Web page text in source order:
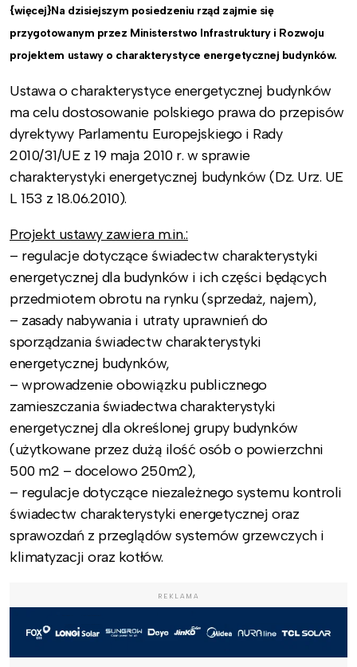
{więcej}Na dzisiejszym posiedzeniu rząd zajmie się
przygotowanym przez Ministerstwo Infrastruktury i Rozwoju
projektem ustawy o charakterystyce energetycznej budynków.
Ustawa o charakterystyce energetycznej budynków
ma celu dostosowanie polskiego prawa do przepisów
dyrektywy Parlamentu Europejskiego i Rady
2010/31/UE z 19 maja 2010 r. w sprawie
charakterystyki energetycznej budynków (Dz. Urz. UE
L 153 z 18.06.2010).
Projekt ustawy zawiera m.in.:
– regulacje dotyczące świadectw charakterystyki
energetycznej dla budynków i ich części będących
przedmiotem obrotu na rynku (sprzedaż, najem),
– zasady nabywania i utraty uprawnień do
sporządzania świadectw charakterystyki
energetycznej budynków,
– wprowadzenie obowiązku publicznego
zamieszczania świadectwa charakterystyki
energetycznej dla określonej grupy budynków
(użytkowane przez dużą ilość osób o powierzchni
500 m2 – docelowo 250m2),
– regulacje dotyczące niezależnego systemu kontroli
świadectw charakterystyki energetycznej oraz
sprawozdań z przeglądów systemów grzewczych i
klimatyzacji oraz kotłów.
REKLAMA